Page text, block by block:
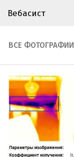
Вебасист
ВСЕ ФОТОГРАФИИ